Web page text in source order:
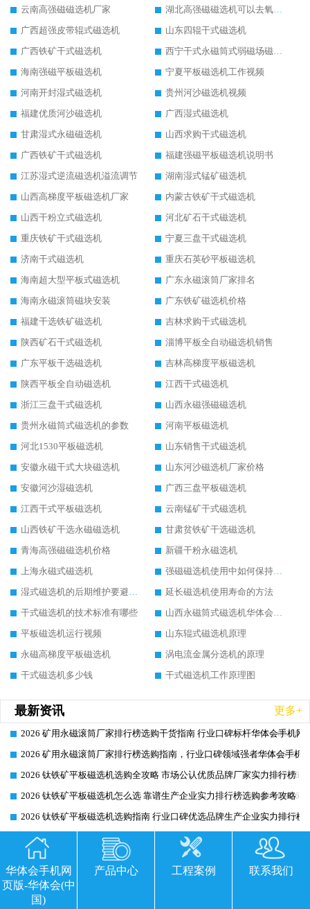
云南高强磁磁选机厂家
湖北高强磁磁选机可以去氧化铝
广西超强皮带辊式磁选机
山东四辊干式磁选机
广西铁矿干式磁选机
西宁干式永磁筒式弱磁场磁选机结构图
海南强磁平板磁选机
宁夏平板磁选机工作视频
河南开封湿式磁选机
贵州河沙磁选机视频
福建优质河沙磁选机
广西湿式磁选机
甘肃湿式永磁磁选机
山西求购干式磁选机
广西铁矿干式磁选机
福建强磁平板磁选机说明书
江苏湿式逆流磁选机溢流调节
湖南湿式锰矿磁选机
山西高梯度平板磁选机厂家
内蒙古铁矿干式磁选机
山西干粉立式磁选机
河北矿石干式磁选机
重庆铁矿干式磁选机
宁夏三盘干式磁选机
济南干式磁选机
重庆石英砂平板磁选机
海南超大型平板式磁选机
广东永磁滚筒厂家排名
海南永磁滚筒磁块安装
广东铁矿磁选机价格
福建干选铁矿磁选机
吉林求购干式磁选机
陕西矿石干式磁选机
淄博平板全自动磁选机销售
广东平板干选磁选机
吉林高梯度平板磁选机
陕西平板全自动磁选机
江西干式磁选机
浙江三盘干式磁选机
山西永磁强磁磁选机
贵州永磁筒式磁选机的参数
河南平板磁选机
河北1530平板磁选机
山东销售干式磁选机
安徽永磁干式大块磁选机
山东河沙磁选机厂家价格
安徽河沙湿磁选机
广西三盘平板磁选机
江西干式平板磁选机
云南锰矿干式磁选机
山西铁矿干选永磁磁选机
甘肃贫铁矿干选磁选机
青海高强磁磁选机价格
新疆干粉永磁选机
上海永磁式磁选机
强磁磁选机使用中如何保持其顺畅运行
湿式磁选机的后期维护要避开哪些坑
延长磁选机使用寿命的方法
干式磁选机的技术标准有哪些
山西永磁筒式磁选机华体会手机网页版-华体会(中国)
平板磁选机运行视频
山东辊式磁选机原理
永磁高梯度平板磁选机
涡电流金属分选机的原理
干式磁选机多少钱
干式磁选机工作原理图
最新资讯 更多+
2026-06-26
2026 矿用永磁滚筒厂家排行榜选购干货指南 行业口碑标杆华体会手机网
2026-06-26
2026 矿用永磁滚筒厂家排行榜选购指南，行业口碑领域强者华体会手机
2026-06-26
2026 钛铁矿平板磁选机选购全攻略 市场公认优质品牌厂家实力排行榜
2026-06-26
2026 钛铁矿平板磁选机怎么选 靠谱生产企业实力排行榜选购参考攻略
2026-06-26
2026 钛铁矿平板磁选机选购指南 行业口碑优选品牌生产企业实力排行榜
2026-06-26
2026CTG 干式磁选机降本增效选购指南 选矿行业口碑稳定专业生产强者
2026-06-26
2026CTG 干式磁选机完整选购指南 行业口碑顶尖靠谱生产龙头厂家实力
2026-06-26
2026 CTG 干式磁选机选购指南|行业口碑靠谱生产厂家领域强者推荐
2026 高精度粉料磁选机选购全攻略 行业优质品牌华体会手机网页版-华
华体会手机网
页版-华体会(中
国)
产品中心 工程案例 联系我们